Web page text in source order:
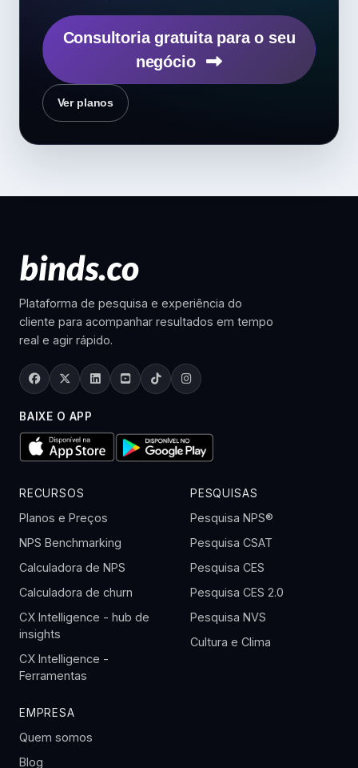
Consultoria gratuita para o seu
negócio
Ver planos
Plataforma de pesquisa e experiência do
cliente para acompanhar resultados em tempo
real e agir rápido.
BAIXE O APP
RECURSOS
Planos e Preços
NPS Benchmarking
Calculadora de NPS
Calculadora de churn
CX Intelligence - hub de
insights
CX Intelligence -
Ferramentas
PESQUISAS
Pesquisa NPS®
Pesquisa CSAT
Pesquisa CES
Pesquisa CES 2.0
Pesquisa NVS
Cultura e Clima
EMPRESA
Quem somos
Blog